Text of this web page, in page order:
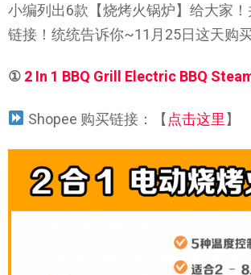
小编列出6款【烧烤火锅炉】给大家
链接！统统告诉你~11月25日这天购
① 2 In 1 BBQ Grill Electric BBQ
Shopee 购买链接：【点击这里】